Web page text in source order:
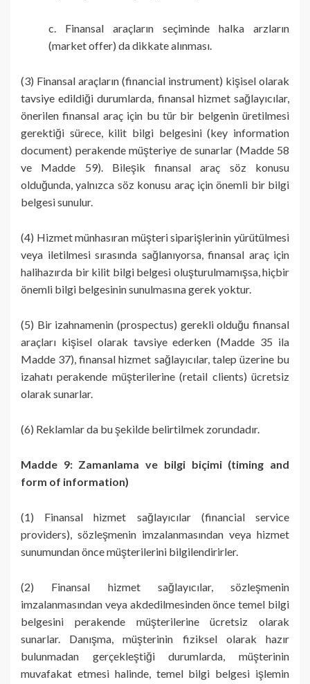
c. Finansal araçların seçiminde halka arzların
(market offer) da dikkate alınması.
(3) Finansal araçların (financial instrument) kişisel olarak
tavsiye edildiği durumlarda, finansal hizmet sağlayıcılar,
önerilen finansal araç için bu tür bir belgenin üretilmesi
gerektiği sürece, kilit bilgi belgesini (key information
document) perakende müşteriye de sunarlar (Madde 58
ve Madde 59). Bileşik finansal araç söz konusu
olduğunda, yalnızca söz konusu araç için önemli bir bilgi
belgesi sunulur.
(4) Hizmet münhasıran müşteri siparişlerinin yürütülmesi
veya iletilmesi sırasında sağlanıyorsa, finansal araç için
halihazırda bir kilit bilgi belgesi oluşturulmamışsa, hiçbir
önemli bilgi belgesinin sunulmasına gerek yoktur.
(5) Bir izahnamenin (prospectus) gerekli olduğu finansal
araçları kişisel olarak tavsiye ederken (Madde 35 ila
Madde 37), finansal hizmet sağlayıcılar, talep üzerine bu
izahatı perakende müşterilerine (retail clients) ücretsiz
olarak sunarlar.
(6) Reklamlar da bu şekilde belirtilmek zorundadır.
Madde 9: Zamanlama ve bilgi biçimi (timing and
form of information)
(1) Finansal hizmet sağlayıcılar (financial service
providers), sözleşmenin imzalanmasından veya hizmet
sunumundan önce müşterilerini bilgilendirirler.
(2) Finansal hizmet sağlayıcılar, sözleşmenin
imzalanmasından veya akdedilmesinden önce temel bilgi
belgesini perakende müşterilerine ücretsiz olarak
sunarlar. Danışma, müşterinin fiziksel olarak hazır
bulunmadan gerçekleştiği durumlarda, müşterinin
muvafakat etmesi halinde, temel bilgi belgesi işlemin